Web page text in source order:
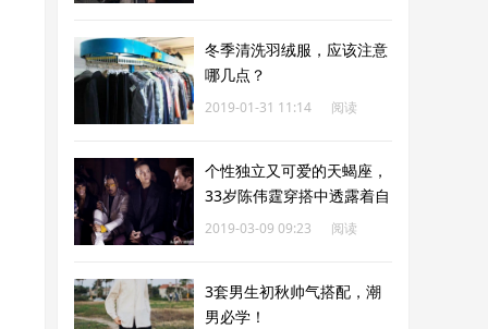
冬季清洗羽绒服，应该注意
哪几点？
2019-01-31 11:14
阅读
个性独立又可爱的天蝎座，
33岁陈伟霆穿搭中透露着自
己的独特
2019-03-09 09:23
阅读
3套男生初秋帅气搭配，潮
男必学！